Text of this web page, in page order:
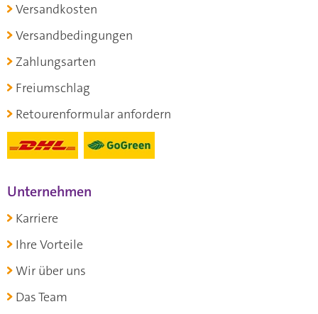
Versandkosten
Versandbedingungen
Zahlungsarten
Freiumschlag
Retourenformular anfordern
Unternehmen
Karriere
Ihre Vorteile
Wir über uns
Das Team